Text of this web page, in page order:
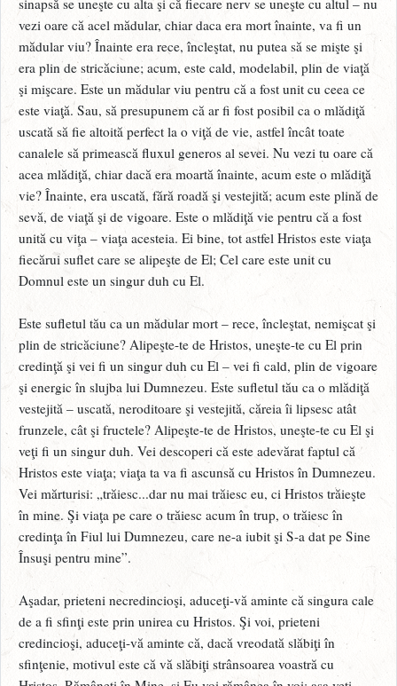
vezi oare că acel mădular, chiar daca era mort înainte, va fi un
mădular viu? Înainte era rece, încleştat, nu putea să se mişte şi
era plin de stricăciune; acum, este cald, modelabil, plin de viaţă
şi mişcare. Este un mădular viu pentru că a fost unit cu ceea ce
este viaţă. Sau, să presupunem că ar fi fost posibil ca o mlădiţă
uscată să fie altoită perfect la o viţă de vie, astfel încât toate
canalele să primească fluxul generos al sevei. Nu vezi tu oare că
acea mlădiţă, chiar dacă era moartă înainte, acum este o mlădiţă
vie? Înainte, era uscată, fără roadă şi vestejită; acum este plină de
sevă, de viaţă şi de vigoare. Este o mlădiţă vie pentru că a fost
unită cu viţa – viaţa acesteia. Ei bine, tot astfel Hristos este viaţa
fiecărui suflet care se alipeşte de El; Cel care este unit cu
Domnul este un singur duh cu El.
Este sufletul tău ca un mădular mort – rece, încleştat, nemişcat şi
plin de stricăciune? Alipeşte-te de Hristos, uneşte-te cu El prin
credinţă şi vei fi un singur duh cu El – vei fi cald, plin de vigoare
şi energic în slujba lui Dumnezeu. Este sufletul tău ca o mlădiţă
vestejită – uscată, neroditoare şi vestejită, căreia îi lipsesc atât
frunzele, cât şi fructele? Alipeşte-te de Hristos, uneşte-te cu El şi
veţi fi un singur duh. Vei descoperi că este adevărat faptul că
Hristos este viaţa; viaţa ta va fi ascunsă cu Hristos în Dumnezeu.
Vei mărturisi: „trăiesc...dar nu mai trăiesc eu, ci Hristos trăieşte
în mine. Şi viaţa pe care o trăiesc acum în trup, o trăiesc în
credinţa în Fiul lui Dumnezeu, care ne-a iubit şi S-a dat pe Sine
Însuşi pentru mine”.
Aşadar, prieteni necredincioşi, aduceţi-vă aminte că singura cale
de a fi sfinţi este prin unirea cu Hristos. Şi voi, prieteni
credincioşi, aduceţi-vă aminte că, dacă vreodată slăbiţi în
sfinţenie, motivul este că vă slăbiţi strânsoarea voastră cu